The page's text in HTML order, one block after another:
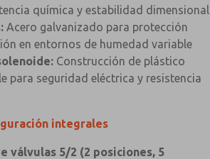
química y estabilidad dimensional
Acero galvanizado para protección
en entornos de humedad variable
Construcción de plástico
para seguridad eléctrica y resistencia
integrales
válvulas 5/2 (2 posiciones, 5